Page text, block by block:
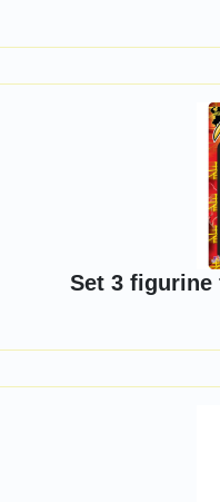
Set 3 figurine